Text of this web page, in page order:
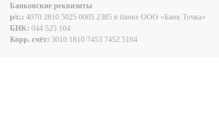
Банковские реквизиты
p/c.: 4070 2810 5025 0005 2385 в банке ООО «Банк Точка»
БИК: 044 525 104
Корр. счёт: 3010 1810 7453 7452 5104